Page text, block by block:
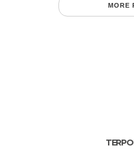
MORE